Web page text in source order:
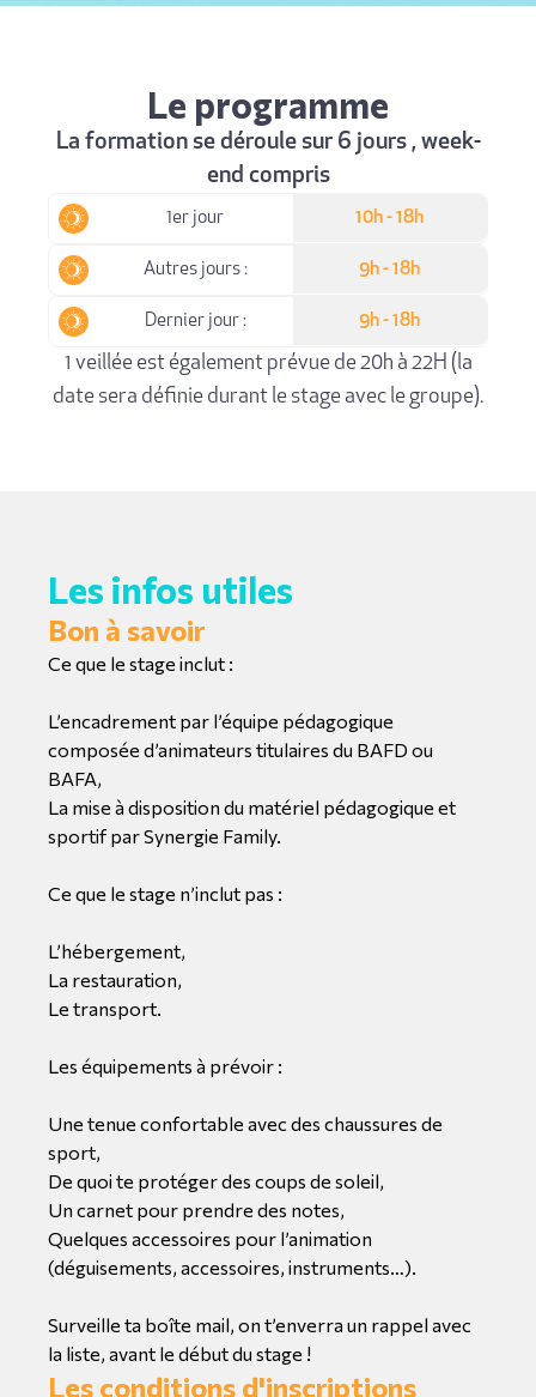
Le programme
La formation se déroule sur 6 jours , week-
end compris
1er jour 10h - 18h
Autres jours : 9h - 18h
Dernier jour : 9h - 18h
1 veillée est également prévue de 20h à 22H (la
date sera définie durant le stage avec le groupe).
Les infos utiles
Bon à savoir
Ce que le stage inclut :
L’encadrement par l’équipe pédagogique
composée d’animateurs titulaires du BAFD ou
BAFA,
La mise à disposition du matériel pédagogique et
sportif par Synergie Family.
Ce que le stage n’inclut pas :
L’hébergement,
La restauration,
Le transport.
Les équipements à prévoir :
Une tenue confortable avec des chaussures de
sport,
De quoi te protéger des coups de soleil,
Un carnet pour prendre des notes,
Quelques accessoires pour l’animation
(déguisements, accessoires, instruments…).
Surveille ta boîte mail, on t’enverra un rappel avec
la liste, avant le début du stage !
Les conditions d'inscriptions